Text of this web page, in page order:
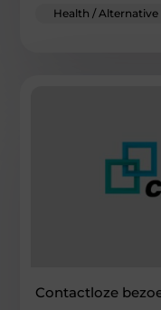
Health / Alternative
Contactloze